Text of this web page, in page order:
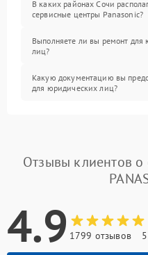
В каких районах Сочи
сервисные центры Panasonic?
Выполняете ли вы ремонт для
лиц?
Какую документацию вы
для юридических лиц?
Отзывы клиентов о
4.9 1799 отзывов